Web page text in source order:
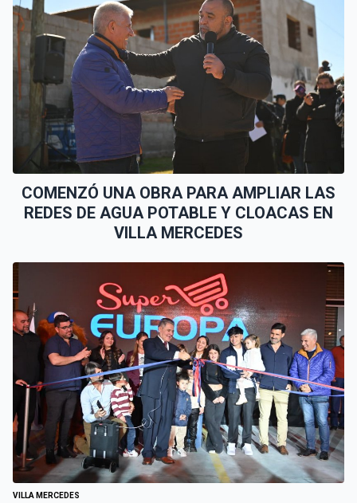
COMENZÓ UNA OBRA PARA AMPLIAR LAS
REDES DE AGUA POTABLE Y CLOACAS EN
VILLA MERCEDES
VILLA MERCEDES